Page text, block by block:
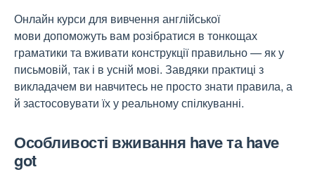
Онлайн курси для вивчення англійської
мови допоможуть вам розібратися в тонкощах
граматики та вживати конструкції правильно — як у
письмовій, так і в усній мові. Завдяки практиці з
викладачем ви навчитесь не просто знати правила, а
й застосовувати їх у реальному спілкуванні.
Особливості вживання have та have
got